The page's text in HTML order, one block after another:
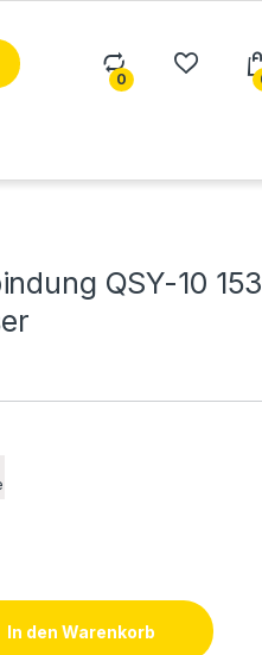
0
QSY-10
153151 10 mm Durchmesser
In den Warenkorb